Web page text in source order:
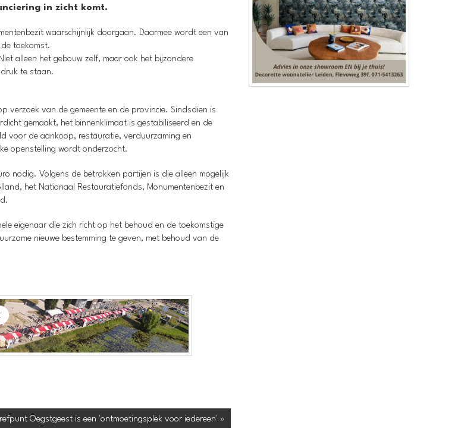
in zicht komt.
waarschijnlijk doorgaan. Daarmee wordt een van
toekomst.
alleen het gebouw zelf, maar ook het bijzondere
te staan.
verzoek van de gemeente en de provincie. Sindsdien is
gemaakt, het binnenklimaat is gestabiliseerd en de
voor de aankoop, restauratie, verduurzaming en
openstelling wordt onderzocht.
nodig. Volgens de betrokken partijen is die alleen mogelijk
het Nationaal Restauratiefonds, Monumentenbezit en
eigenaar die zich richt op het behoud en de toekomstige
nieuwe bestemming te geven, met behoud van de
Oegstgeest is een 'ontmoetingsplek voor iedereen' »